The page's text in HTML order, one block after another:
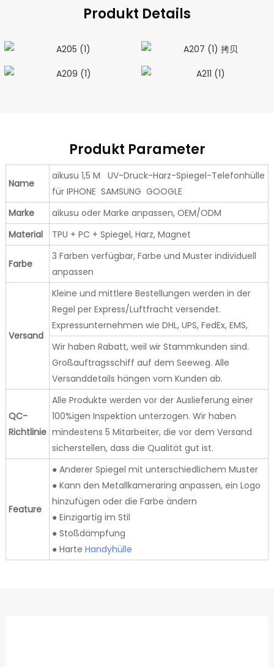
Produkt Details
Produkt Parameter
Name
aikusu 1,5 M UV-Druck-Harz-Spiegel-Telefonhülle
für IPHONE SAMSUNG GOOGLE
Marke
aikusu oder Marke anpassen, OEM/ODM
Material
TPU + PC + Spiegel, Harz, Magnet
Farbe
3 Farben verfügbar, Farbe und Muster individuell
anpassen
Versand
Kleine und mittlere Bestellungen werden in der
Regel per Express/Luftfracht versendet.
Expressunternehmen wie DHL, UPS, FedEx, EMS,
Wir haben Rabatt, weil wir Stammkunden sind.
Großauftragsschiff auf dem Seeweg. Alle
Versanddetails hängen vom Kunden ab.
QC-
Richtlinie
Alle Produkte werden vor der Auslieferung einer
100%igen Inspektion unterzogen. Wir haben
mindestens 5 Mitarbeiter, die vor dem Versand
sicherstellen, dass die Qualität gut ist.
Feature
● Anderer Spiegel mit unterschiedlichem Muster
● Kann den Metallkameraring anpassen, ein Logo
hinzufügen oder die Farbe ändern
● Einzigartig im Stil
● Stoßdämpfung
● Harte Handyhülle